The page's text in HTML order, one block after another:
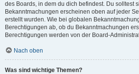
des Boards, in dem du dich befindest. Du solltest
Bekanntmachungen erscheinen oben auf jeder
erstellt wurden. Wie bei globalen
Berechtigungen ab, ob du Bekanntmachungen
Berechtigungen werden von der Board-
Nach oben
Was sind wichtige Themen?